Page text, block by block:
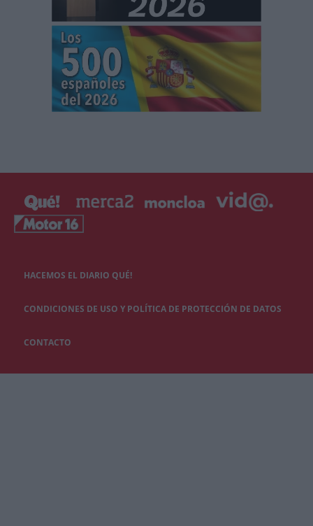
HACEMOS EL DIARIO QUÉ!
CONDICIONES DE USO Y POLÍTICA DE PROTECCIÓN DE DATOS
CONTACTO